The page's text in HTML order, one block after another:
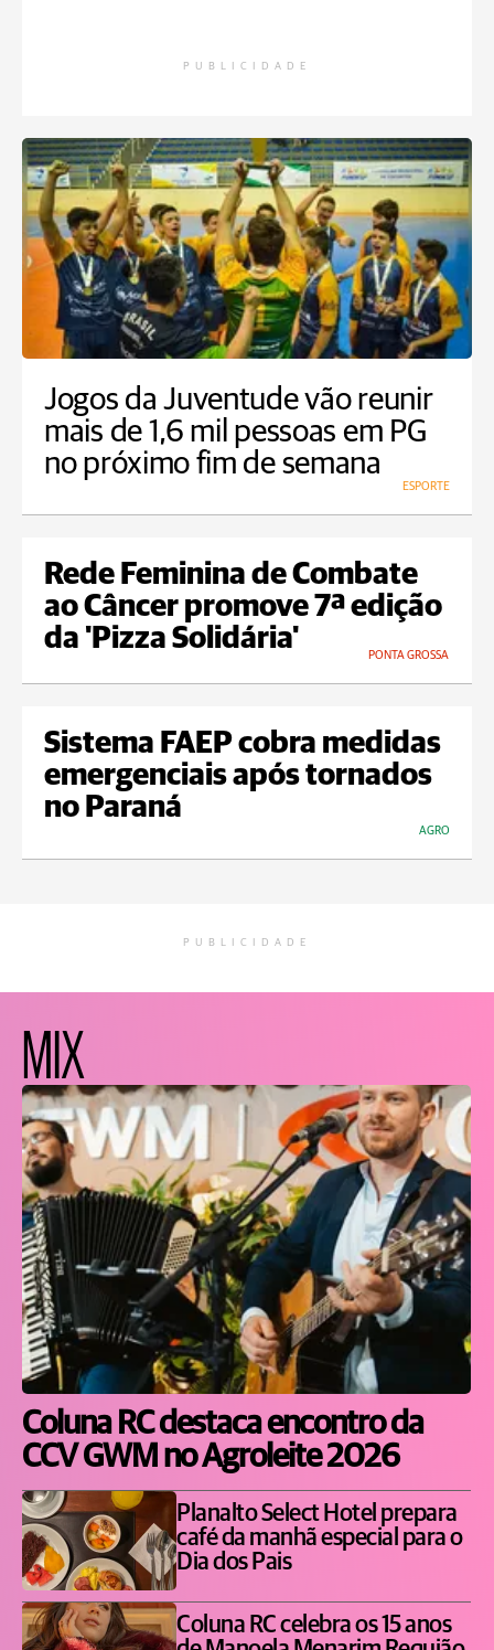
PUBLICIDADE
Jogos da Juventude vão reunir
mais de 1,6 mil pessoas em PG
no próximo fim de semana
ESPORTE
Rede Feminina de Combate
ao Câncer promove 7ª edição
da 'Pizza Solidária'
PONTA GROSSA
Sistema FAEP cobra medidas
emergenciais após tornados
no Paraná
AGRO
PUBLICIDADE
MIX
Coluna RC destaca encontro da
CCV GWM no Agroleite 2026
Planalto Select Hotel prepara
café da manhã especial para o
Dia dos Pais
Coluna RC celebra os 15 anos